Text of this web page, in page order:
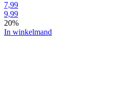
7,99
9,99
20%
In winkelmand